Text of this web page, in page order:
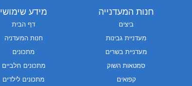
חנות המעדנייה
ביצים
מעדניית גבינות
מעדניית בשרים
סמטאות השוק
קפואים
מידע שימושי
דף הבית
חנות המעדניה
מתכונים
מתכונים חלביים
מתכונים לילדים